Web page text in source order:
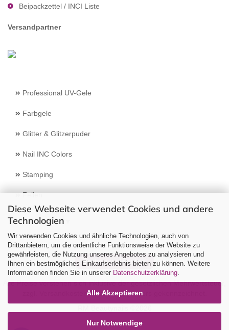
Diese Webseite verwendet Cookies und andere
Technologien
Wir verwenden Cookies und ähnliche Technologien, auch von
Drittanbietern, um die ordentliche Funktionsweise der Website zu
gewährleisten, die Nutzung unseres Angebotes zu analysieren und
Ihnen ein bestmögliches Einkaufserlebnis bieten zu können. Weitere
Informationen finden Sie in unserer Datenschutzerklärung
Alle Akzeptieren
Nur Notwendige
Beipackzettel / INCI Liste
Versandpartner
Professional UV-Gele
Farbgele
Glitter & Glitzerpuder
Nail INC Colors
Stamping
Feilen
Select Language
Vertrag widerrufen
Alle Preise verstehen sich inklusive der gesetzlichen Mehrwertsteuer,
Versandkostensoweit nicht anders gekennzeichnet.